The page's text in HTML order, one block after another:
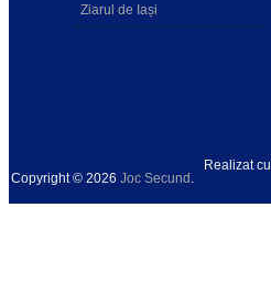
Ziarul de Iași
Copyright © 2026 Joc Secund .
Realizat cu